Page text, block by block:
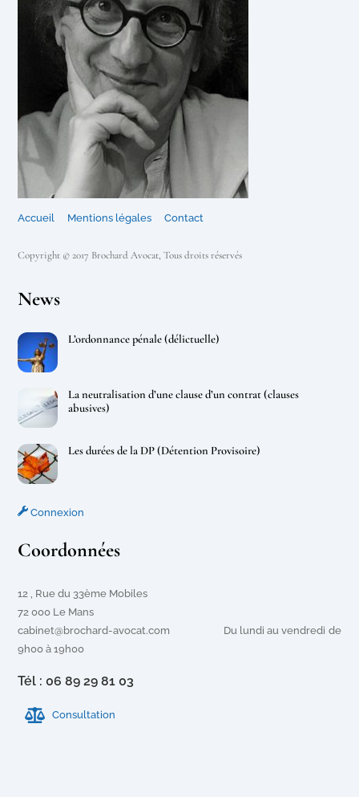
Accueil Mentions légales Contact
Copyright © 2017 Brochard Avocat, Tous droits réservés
News
L’ordonnance pénale (délictuelle)
La neutralisation d’une clause d’un contrat (clauses
abusives)
Les durées de la DP (Détention Provisoire)
Connexion
Coordonnées
12 , Rue du 33ème Mobiles
72 000 Le Mans
cabinet@brochard-avocat.com Du lundi au vendredi de
9h00 à 19h00
Tél : 06 89 29 81 03
Consultation